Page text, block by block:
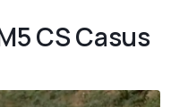
CS Casus